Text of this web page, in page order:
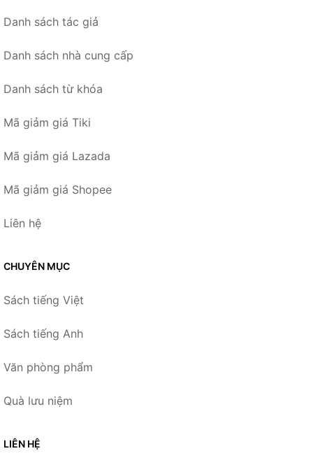
Danh sách tác giả
Danh sách nhà cung cấp
Danh sách từ khóa
Mã giảm giá Tiki
Mã giảm giá Lazada
Mã giảm giá Shopee
Liên hệ
CHUYÊN MỤC
Sách tiếng Việt
Sách tiếng Anh
Văn phòng phẩm
Quà lưu niệm
LIÊN HỆ